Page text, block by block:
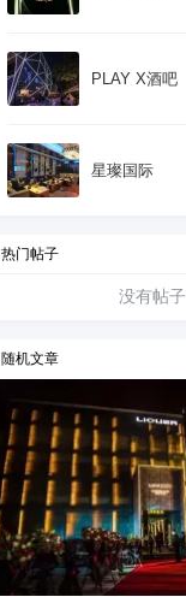
PLAY X酒吧
星璨国际
热门帖子
没有帖子
随机文章